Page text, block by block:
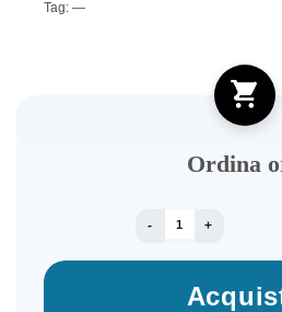
Tag: —
Ordina
REMINGTON